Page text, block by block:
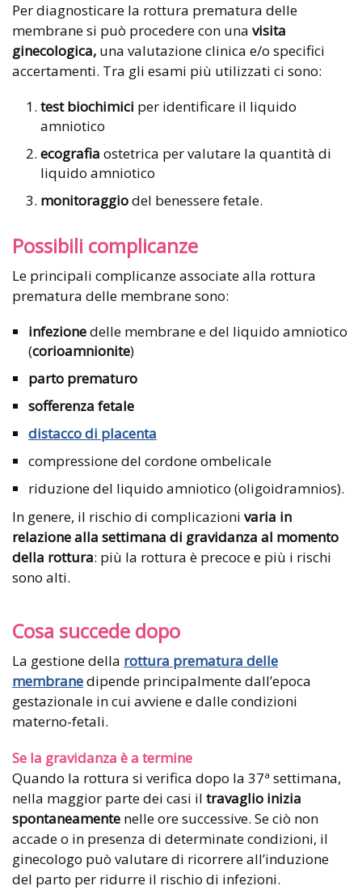
Per diagnosticare la rottura prematura delle
membrane si può procedere con una visita
ginecologica, una valutazione clinica e/o specifici
accertamenti. Tra gli esami più utilizzati ci sono:
test biochimici per identificare il liquido
amniotico
ecografia ostetrica per valutare la quantità di
liquido amniotico
monitoraggiodel benessere fetale.
Possibili complicanze
Le principali complicanze associate alla rottura
prematura delle membrane sono:
infezionedelle membrane e del liquido amniotico
(corioamnionite)
parto prematuro
sofferenza fetale
distacco di placenta
compressione del cordone ombelicale
riduzione del liquido amniotico (oligoidramnios).
In genere, il rischio di complicazioni varia in
relazione alla settimana di gravidanza al momento
della rottura: più la rottura è precoce e più i rischi
sono alti.
Cosa succede dopo
La gestione della rottura prematura delle
membranedipende principalmente dall’epoca
gestazionale in cui avviene e dalle condizioni
materno-fetali.
Se la gravidanza è a termine
Quando la rottura si verifica dopo la 37ª settimana,
nella maggior parte dei casi il travaglio inizia
spontaneamente nelle ore successive. Se ciò non
accade o in presenza di determinate condizioni, il
ginecologo può valutare di ricorrere all’induzione
del parto per ridurre il rischio di infezioni.